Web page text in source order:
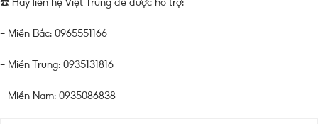
☎️ Hãy liên hệ Việt Trung để được hỗ trợ:
– Miền Bắc: 0965551166
– Miền Trung: 0935131816
– Miền Nam: 0935086838